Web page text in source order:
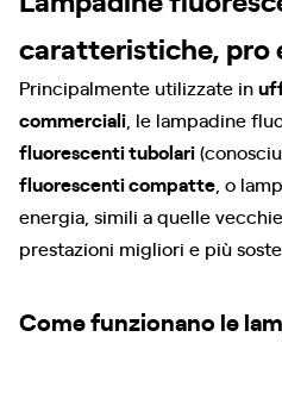
caratteristiche, pro
Principalmente utilizzate in
commerciali , le lampadine
fluorescenti tubolari
fluorescenti compatte , o
energia, simili a quelle
prestazioni migliori e più
Come funzionano le